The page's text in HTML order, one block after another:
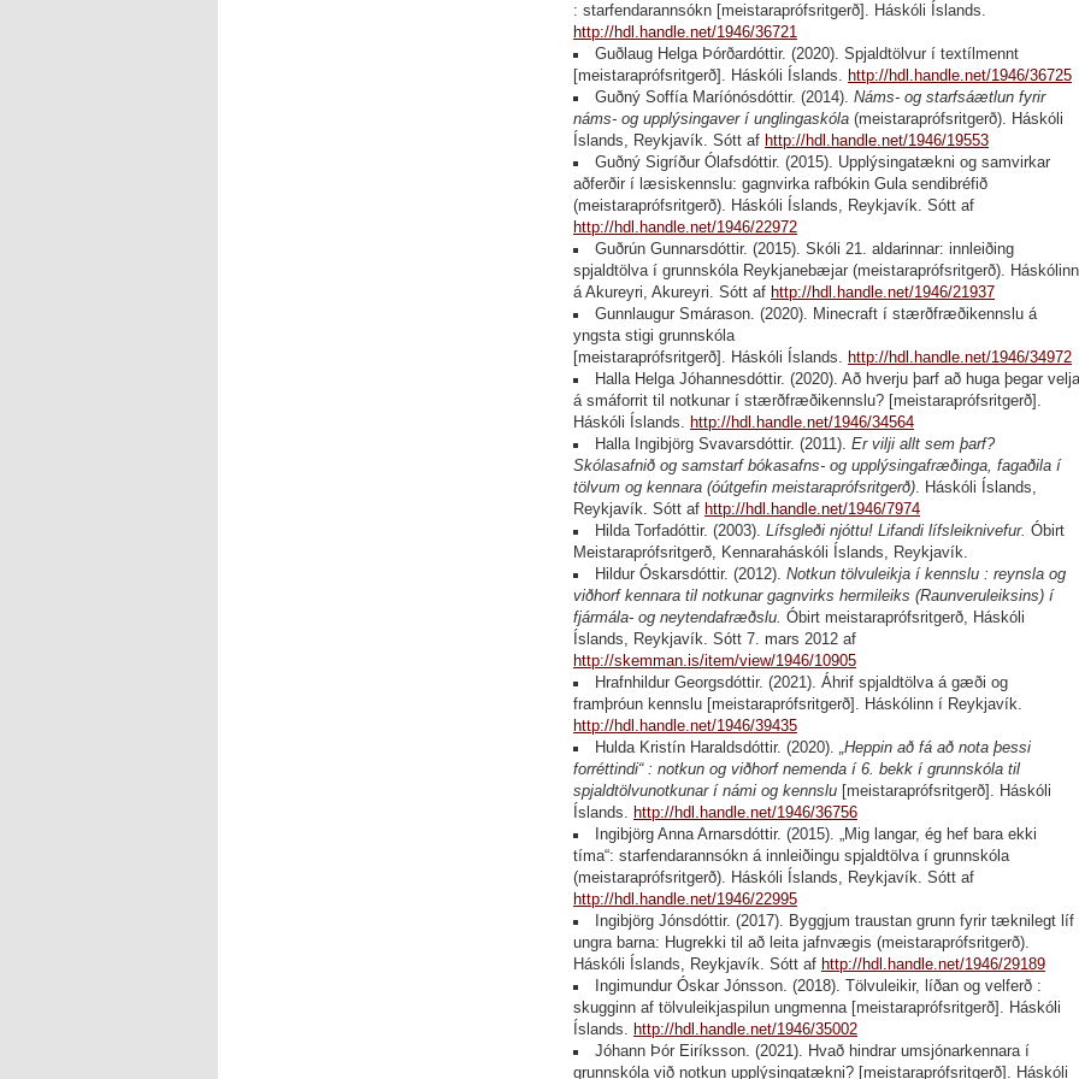
: starfendarannsókn [meistaraprófsritgerð]. Háskóli Íslands.
http://hdl.handle.net/1946/36721
Guðlaug Helga Þórðardóttir. (2020). Spjaldtölvur í textílmennt
[meistaraprófsritgerð]. Háskóli Íslands. http://hdl.handle.net/1946/36725
Guðný Soffía Maríónósdóttir. (2014). Náms- og starfsáætlun fyrir
náms- og upplýsingaver í unglingaskóla (meistaraprófsritgerð). Háskóli
Íslands, Reykjavík. Sótt af http://hdl.handle.net/1946/19553
Guðný Sigríður Ólafsdóttir. (2015). Upplýsingatækni og samvirkar
aðferðir í læsiskennslu: gagnvirka rafbókin Gula sendibréfið
(meistaraprófsritgerð). Háskóli Íslands, Reykjavík. Sótt af
http://hdl.handle.net/1946/22972
Guðrún Gunnarsdóttir. (2015). Skóli 21. aldarinnar: innleiðing
spjaldtölva í grunnskóla Reykjanebæjar (meistaraprófsritgerð). Háskólinn
á Akureyri, Akureyri. Sótt af http://hdl.handle.net/1946/21937
Gunnlaugur Smárason. (2020). Minecraft í stærðfræðikennslu á
yngsta stigi grunnskóla
[meistaraprófsritgerð]. Háskóli Íslands. http://hdl.handle.net/1946/34972
Halla Helga Jóhannesdóttir. (2020). Að hverju þarf að huga þegar velja
á smáforrit til notkunar í stærðfræðikennslu? [meistaraprófsritgerð].
Háskóli Íslands. http://hdl.handle.net/1946/34564
Halla Ingibjörg Svavarsdóttir. (2011). Er vilji allt sem þarf?
Skólasafnið og samstarf bókasafns- og upplýsingafræðinga, fagaðila í
tölvum og kennara (óútgefin meistaraprófsritgerð). Háskóli Íslands,
Reykjavík. Sótt af http://hdl.handle.net/1946/7974
Hilda Torfadóttir. (2003). Lífsgleði njóttu! Lifandi lífsleiknivefur. Óbirt
Meistaraprófsritgerð, Kennaraháskóli Íslands, Reykjavík.
Hildur Óskarsdóttir. (2012). Notkun tölvuleikja í kennslu : reynsla og
viðhorf kennara til notkunar gagnvirks hermileiks (Raunveruleiksins) í
fjármála- og neytendafræðslu. Óbirt meistaraprófsritgerð, Háskóli
Íslands, Reykjavík. Sótt 7. mars 2012 af
http://skemman.is/item/view/1946/10905
Hrafnhildur Georgsdóttir. (2021). Áhrif spjaldtölva á gæði og
framþróun kennslu [meistaraprófsritgerð]. Háskólinn í Reykjavík.
http://hdl.handle.net/1946/39435
Hulda Kristín Haraldsdóttir. (2020). „Heppin að fá að nota þessi
forréttindi“ : notkun og viðhorf nemenda í 6. bekk í grunnskóla til
spjaldtölvunotkunar í námi og kennslu [meistaraprófsritgerð]. Háskóli
Íslands. http://hdl.handle.net/1946/36756
Ingibjörg Anna Arnarsdóttir. (2015). „Mig langar, ég hef bara ekki
tíma“: starfendarannsókn á innleiðingu spjaldtölva í grunnskóla
(meistaraprófsritgerð). Háskóli Íslands, Reykjavík. Sótt af
http://hdl.handle.net/1946/22995
Ingibjörg Jónsdóttir. (2017). Byggjum traustan grunn fyrir tæknilegt líf
ungra barna: Hugrekki til að leita jafnvægis (meistaraprófsritgerð).
Háskóli Íslands, Reykjavík. Sótt af http://hdl.handle.net/1946/29189
Ingimundur Óskar Jónsson. (2018). Tölvuleikir, líðan og velferð :
skugginn af tölvuleikjaspilun ungmenna [meistaraprófsritgerð]. Háskóli
Íslands. http://hdl.handle.net/1946/35002
Jóhann Þór Eiríksson. (2021). Hvað hindrar umsjónarkennara í
grunnskóla við notkun upplýsingatækni? [meistaraprófsritgerð]. Háskóli